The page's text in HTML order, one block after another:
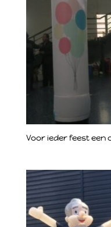
Voor ieder feest